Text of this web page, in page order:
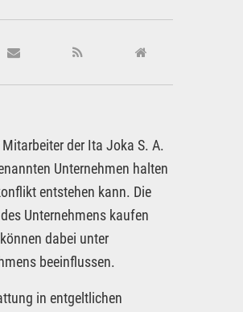
der Ita Joka S. A.
Unternehmen halten
entstehen kann. Die
Unternehmens kaufen
dabei unter
beeinflussen.
in entgeltlichen